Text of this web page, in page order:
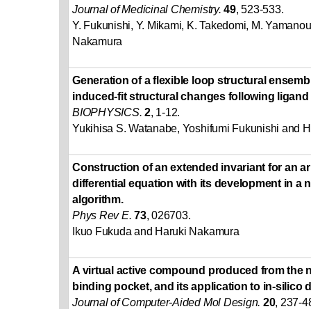
Journal of Medicinal Chemistry. 49, 523-533.
Y. Fukunishi, Y. Mikami, K. Takedomi, M.
Nakamura
Generation of a flexible loop structural
induced-fit structural changes following
BIOPHYSICS. 2, 1-12.
Yukihisa S. Watanabe, Yoshifumi Fukunishi and
Construction of an extended invariant for an
differential equation with its development in a
algorithm.
Phys Rev E. 73, 026703.
Ikuo Fukuda and Haruki Nakamura
A virtual active compound produced from the
binding pocket, and its application to in-silico
Journal of Computer-Aided Mol Design. 20, 237-